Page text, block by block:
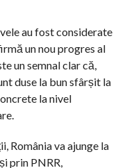
au fost considerate
un nou progres al
un semnal clar că,
duse la bun sfârșit la
la nivel
România va ajunge la
prin PNRR,